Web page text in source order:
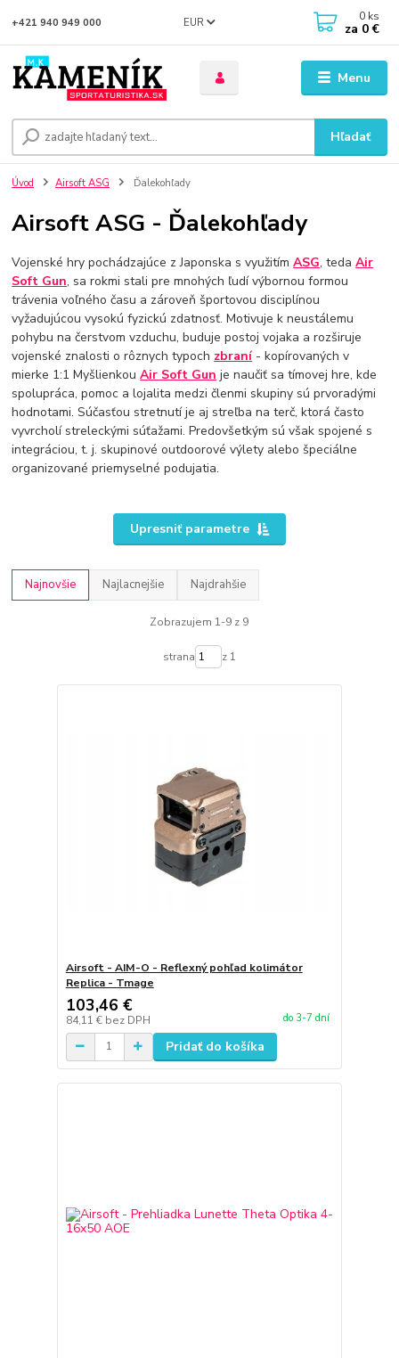
Menu
EUR
Hľadať
+421 940 949 000 0 ks
za 0 €
Úvod Airsoft ASG Ďalekohľady
Airsoft ASG - Ďalekohľady
Vojenské hry pochádzajúce z Japonska s využitímASG, tedaAir
Soft Gun, sa rokmi stali pre mnohých ľudí výbornou formou
trávenia voľného času a zároveň športovou disciplínou
vyžadujúcou vysokú fyzickú zdatnosť. Motivuje k neustálemu
pohybu na čerstvom vzduchu, buduje postoj vojaka a rozširuje
vojenské znalosti o rôznych typoch zbraní- kopírovaných v
mierke 1:1 MyšlienkouAir Soft Gun je naučiť sa tímovej hre, kde
spolupráca, pomoc a lojalita medzi členmi skupiny sú prvoradými
hodnotami. Súčasťou stretnutí je aj streľba na terč, ktorá často
vyvrcholí streleckými súťažami. Predovšetkým sú však spojené s
integráciou, t. j. skupinové outdoorové výlety alebo špeciálne
organizované priemyselné podujatia.
Upresniť parametre
Najnovšie Najlacnejšie Najdrahšie
Zobrazujem 1-9 z 9
strana z 1
Airsoft - AIM-O - Reflexný pohľad kolimátor
Replica - Tmage
103,46 €
84,11 € bez DPH do 3-7 dní
Pridať do košíka